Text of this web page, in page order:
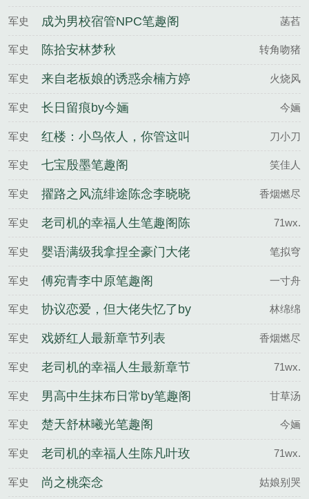
军史 成为男校宿管NPC笔趣阁 菡萏
军史 陈拾安林梦秋 转角吻猪
军史
来自老板娘的诱惑余楠方婷
婷免费阅读完整版
火烧风
军史 长日留痕by今婳 今婳
军史
红楼：小鸟依人，你管这叫
凤辣子
刀小刀
军史 七宝殷墨笔趣阁 笑佳人
军史
擢路之风流绯途陈念李晓晓
免费阅读完整版
香烟燃尽
军史
老司机的幸福人生笔趣阁陈
凡刘雪梅
71wx.
军史
婴语满级我拿捏全豪门大佬
命脉笔趣阁宋予白简墨
笔拟穹
军史 傅宛青李中原笔趣阁 一寸舟
军史
协议恋爱，但大佬失忆了by
林绵绵
林绵绵
军史 戏娇红人最新章节列表 香烟燃尽
军史
老司机的幸福人生最新章节
列表
71wx.
军史 男高中生抹布日常by笔趣阁 甘草汤
军史 楚天舒林曦光笔趣阁 今婳
军史
老司机的幸福人生陈凡叶玫
瑰免费阅读完整版
71wx.
军史 尚之桃栾念 姑娘别哭